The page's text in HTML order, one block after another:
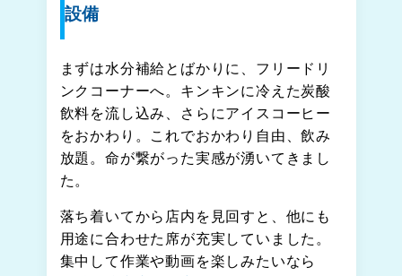
設備
まずは水分補給とばかりに、フリードリ
ンクコーナーへ。キンキンに冷えた炭酸
飲料を流し込み、さらにアイスコーヒー
をおかわり。これでおかわり自由、飲み
放題。命が繋がった実感が湧いてきまし
た。
落ち着いてから店内を見回すと、他にも
用途に合わせた席が充実していました。
集中して作業や動画を楽しみたいなら